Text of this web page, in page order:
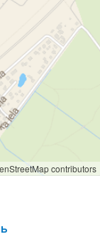
contributors